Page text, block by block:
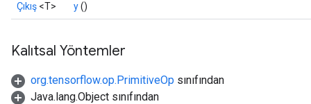
Çıkış <T> y()
Kalıtsal Yöntemler
org.tensorflow.op.PrimitiveOp sınıfından
Java.lang.Object sınıfından